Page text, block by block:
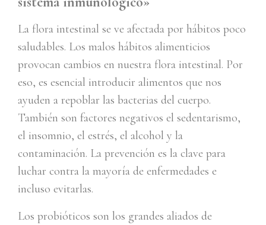
La flora intestinal se ve afectada por hábitos poco
saludables. Los malos hábitos alimenticios
provocan cambios en nuestra flora intestinal. Por
eso, es esencial introducir alimentos que nos
ayuden a repoblar las bacterias del cuerpo.
También son factores negativos el sedentarismo,
el insomnio, el estrés, el alcohol y la
contaminación. La prevención es la clave para
luchar contra la mayoría de enfermedades e
incluso evitarlas.
Los probióticos son los grandes aliados de